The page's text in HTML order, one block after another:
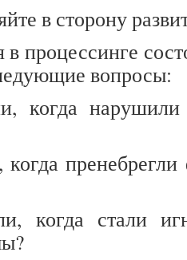
в сторону
процессинге
вопросы:
когда нарушили
пренебрегли
когда стали